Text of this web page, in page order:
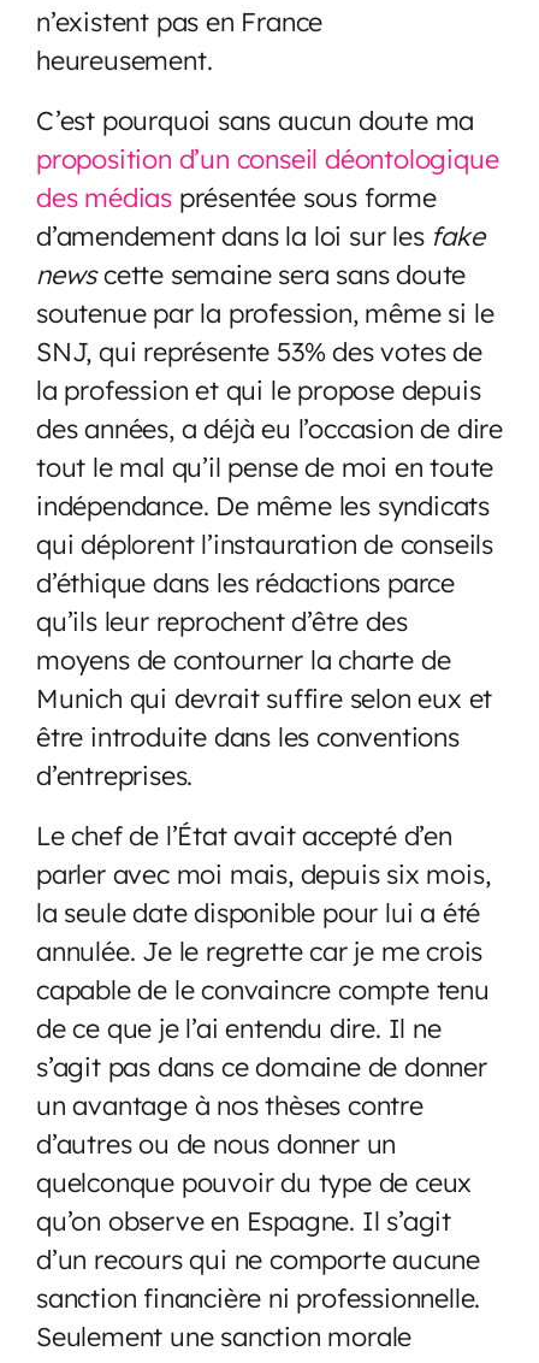
n’existent pas en France
heureusement.
C’est pourquoi sans aucun doute ma
proposition d’un conseil déontologique
des médias présentée sous forme
d’amendement dans la loi sur les fake
newscette semaine sera sans doute
soutenue par la profession, même si le
SNJ, qui représente 53% des votes de
la profession et qui le propose depuis
des années, a déjà eu l’occasion de dire
tout le mal qu’il pense de moi en toute
indépendance. De même les syndicats
qui déplorent l’instauration de conseils
d’éthique dans les rédactions parce
qu’ils leur reprochent d’être des
moyens de contourner la charte de
Munich qui devrait suffire selon eux et
être introduite dans les conventions
d’entreprises.
Le chef de l’État avait accepté d’en
parler avec moi mais, depuis six mois,
la seule date disponible pour lui a été
annulée. Je le regrette car je me crois
capable de le convaincre compte tenu
de ce que je l’ai entendu dire. Il ne
s’agit pas dans ce domaine de donner
un avantage à nos thèses contre
d’autres ou de nous donner un
quelconque pouvoir du type de ceux
qu’on observe en Espagne. Il s’agit
d’un recours qui ne comporte aucune
sanction financière ni professionnelle.
Seulement une sanction morale